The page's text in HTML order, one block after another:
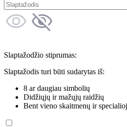
Slaptažodžio stiprumas:
Slaptažodis turi būti sudarytas iš:
8 ar daugiau simbolių
Didžiųjų ir mažųjų raidžių
Bent vieno skaitmenų ir